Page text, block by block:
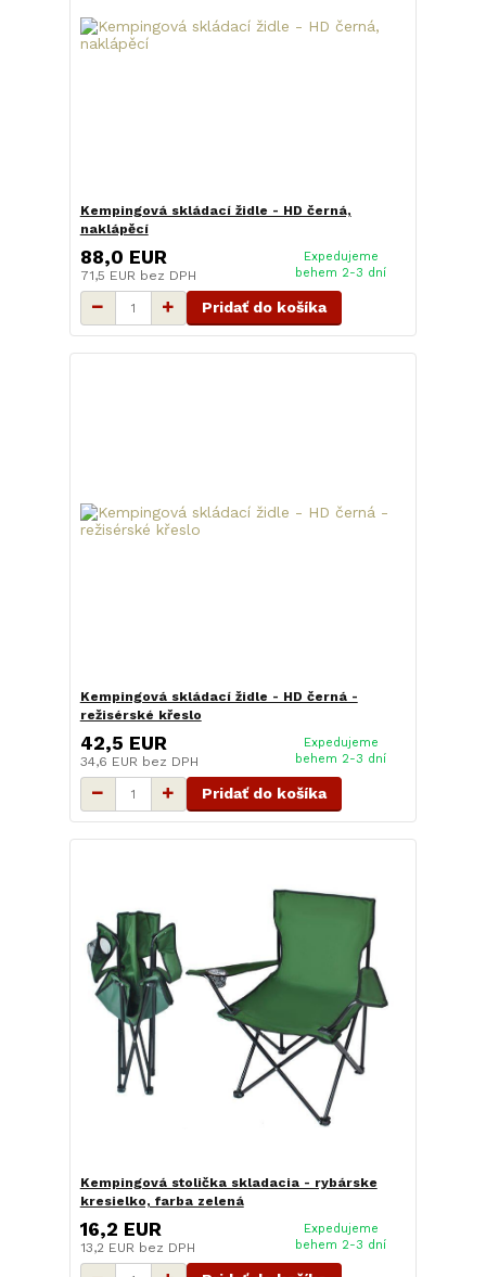
Kempingová skládací židle - HD černá,
naklápěcí
88,0 EUR
71,5 EUR bez DPH
Expedujeme
behem 2-3 dní
Pridať do košíka
Kempingová skládací židle - HD černá -
režisérské křeslo
42,5 EUR
34,6 EUR bez DPH
Expedujeme
behem 2-3 dní
Pridať do košíka
Kempingová stolička skladacia - rybárske
kresielko, farba zelená
16,2 EUR
13,2 EUR bez DPH
Expedujeme
behem 2-3 dní